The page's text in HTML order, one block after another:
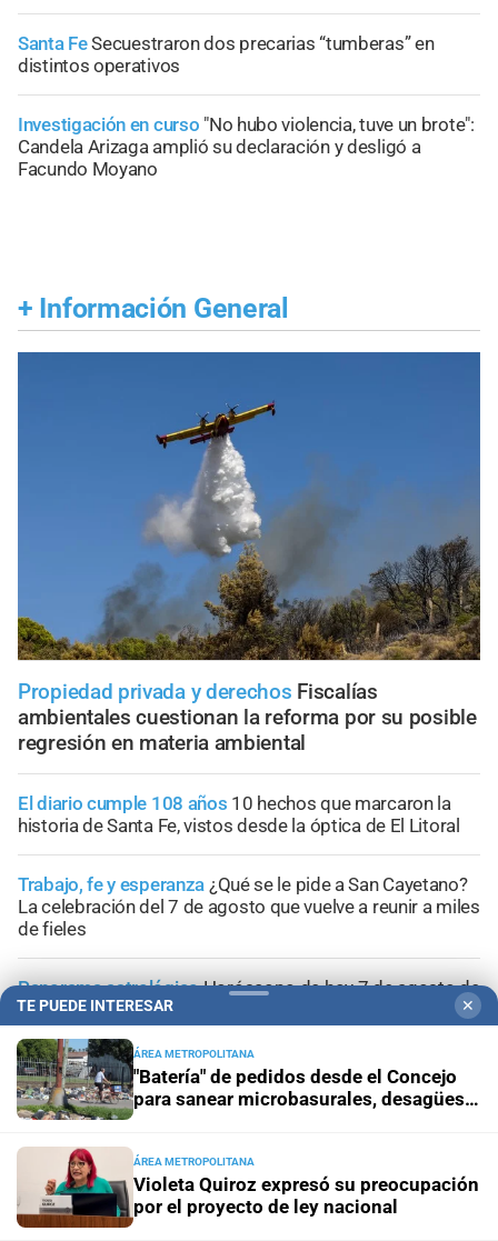
Santa FeSecuestraron dos precarias “tumberas” en
distintos operativos
Investigación en curso "No hubo violencia, tuve un brote":
Candela Arizaga amplió su declaración y desligó a
Facundo Moyano
+ Información General
Propiedad privada y derechos Fiscalías
ambientales cuestionan la reforma por su posible
regresión en materia ambiental
El diario cumple 108 años 10 hechos que marcaron la
historia de Santa Fe, vistos desde la óptica de El Litoral
Trabajo, fe y esperanza ¿Qué se le pide a San Cayetano?
La celebración del 7 de agosto que vuelve a reunir a miles
de fieles
Panorama astrológicoHoróscopo de hoy 7 de agosto de
2026
Efemérides Día Internacional de la Cerveza: por qué se
celebra cada 7 agosto y cuál es el curioso origen de la
festividad
TE PUEDE INTERESAR ✕
ÁREA METROPOLITANA
"Batería" de pedidos desde el Concejo
para sanear microbasurales, desagües y
ÁREA METROPOLITANA
Violeta Quiroz expresó su preocupación
por el proyecto de ley nacional